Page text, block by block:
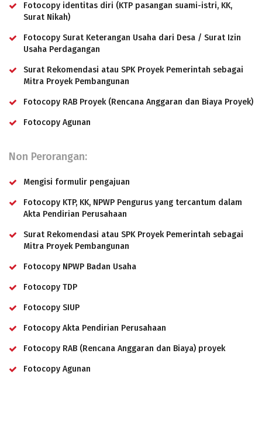
Fotocopy identitas diri (KTP pasangan suami-istri, KK,
Surat Nikah)
Fotocopy Surat Keterangan Usaha dari Desa / Surat Izin
Usaha Perdagangan
Surat Rekomendasi atau SPK Proyek Pemerintah sebagai
Mitra Proyek Pembangunan
Fotocopy RAB Proyek (Rencana Anggaran dan Biaya Proyek)
Fotocopy Agunan
Non Perorangan:
Mengisi formulir pengajuan
Fotocopy KTP, KK, NPWP Pengurus yang tercantum dalam
Akta Pendirian Perusahaan
Surat Rekomendasi atau SPK Proyek Pemerintah sebagai
Mitra Proyek Pembangunan
Fotocopy NPWP Badan Usaha
Fotocopy TDP
Fotocopy SIUP
Fotocopy Akta Pendirian Perusahaan
Fotocopy RAB (Rencana Anggaran dan Biaya) proyek
Fotocopy Agunan